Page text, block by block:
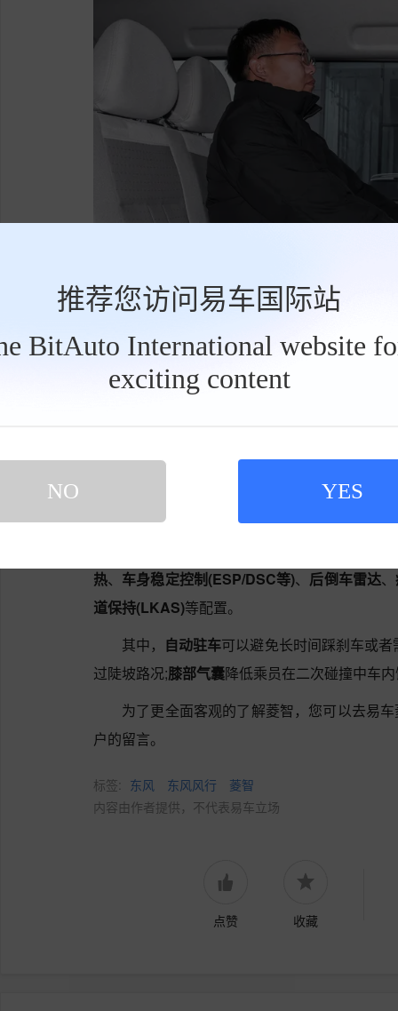
推荐您访问易车国际站
BitAuto International website
exciting content
NO YES
东风风行菱智搭载1.6自然吸气发动机（
参数，在同级别发动机中动力表现属上乘，可
菱智的主/被动安全配置很齐全，包括了自
HUD抬头显示
等)、刹车辅助(EBA/BAS等)、牵引力控制
热、 车身稳定控制(ESP/DSC等)、 后倒车雷达、
道保持(LKAS)等配置。
其中， 自动驻车可以避免长时间踩刹车或
过陡坡路况;膝部气囊降低乘员在二次碰撞中车
为了更全面客观的了解菱智，您可以去易
户的留言。
标签: 东风 东风风行
菱智
内容由作者提供，不代表易车立场
点赞 收藏